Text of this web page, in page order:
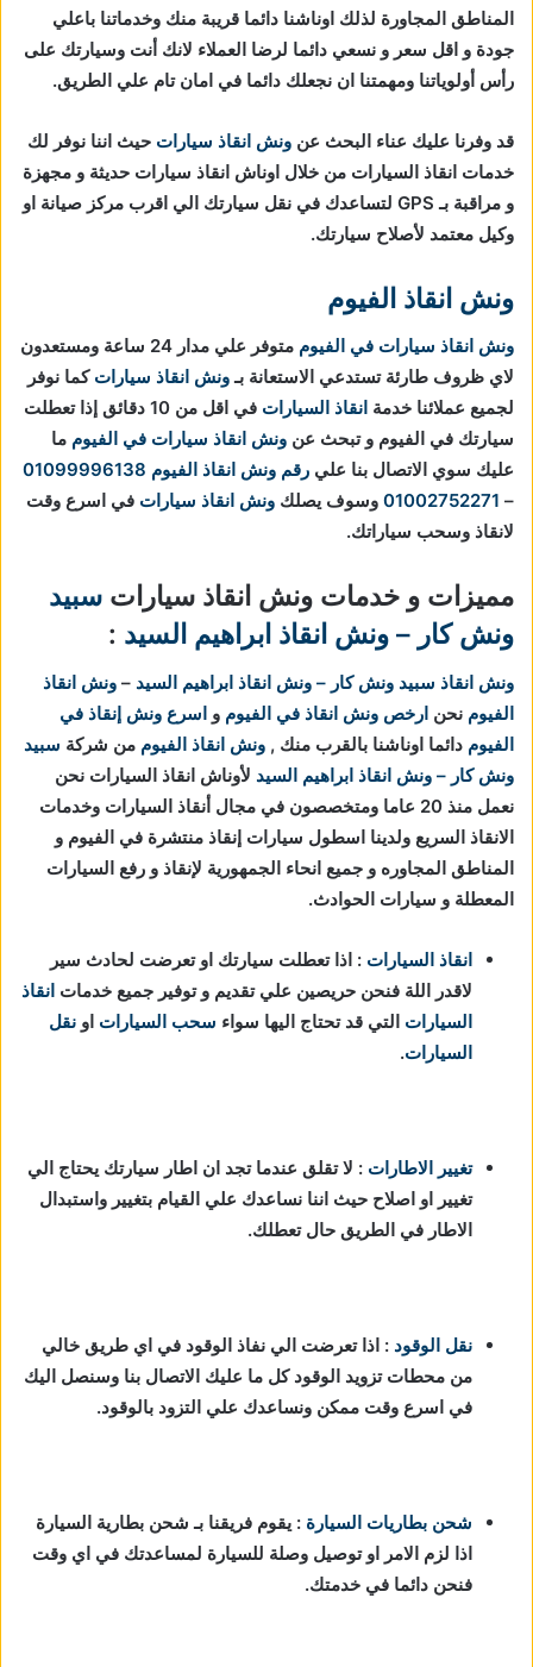
المناطق المجاورة لذلك اوناشنا دائما قريبة منك وخدماتنا باعلي
جودة و اقل سعر و نسعي دائما لرضا العملاء لانك أنت وسيارتك على
رأس أولوياتنا ومهمتنا ان نجعلك دائما في امان تام علي الطريق.
قد وفرنا عليك عناء البحث عن ونش انقاذ سيارات حيث اننا نوفر لك
خدمات انقاذ السيارات من خلال اوناش انقاذ سيارات حديثة و مجهزة
و مراقبة بـ GPS لتساعدك في نقل سيارتك الي اقرب مركز صيانة او
وكيل معتمد لأصلاح سيارتك.
ونش انقاذ الفيوم
ونش انقاذ سيارات في الفيوم
متوفر علي مدار 24 ساعة ومستعدون
لاي ظروف طارئة تستدعي الاستعانة بـونش انقاذ سيارات كما نوفر
لجميع عملائنا خدمة انقاذ السيارات في اقل من 10 دقائق
إذا تعطلت
سيارتك في الفيوم و تبحث عن ونش انقاذ سيارات في الفيوم ما
عليك سوي الاتصال بنا علي رقم ونش انقاذ الفيوم 01099996138
–
01002752271 وسوف يصلك ونش انقاذ سيارات في اسرع وقت
لانقاذ وسحب سياراتك.
مميزات و خدمات ونش انقاذ سيارات سبيد
ونش كار – ونش انقاذ ابراهيم السيد :
ونش انقاذ سبيد ونش كار – ونش انقاذ ابراهيم السيد – ونش انقاذ
الفيوم نحن ارخص ونش انقاذ في الفيوم و اسرع ونش إنقاذ في
الفيوم دائما اوناشنا بالقرب منك , ونش انقاذ الفيوم من شركة سبيد
ونش كار – ونش انقاذ ابراهيم السيد لأوناش انقاذ السيارات نحن
نعمل منذ 20 عاما ومتخصصون في مجال أنقاذ السيارات وخدمات
الانقاذ السريع ولدينا اسطول سيارات إنقاذ منتشرة في الفيوم و
المناطق المجاوره و جميع انحاء الجمهورية لإنقاذ و رفع السيارات
المعطلة و سيارات الحوادث.
انقاذ السيارات : اذا تعطلت سيارتك او تعرضت لحادث سير
لاقدر اللة فنحن حريصين علي تقديم و توفير جميع خدمات انقاذ
السيارات التي قد تحتاج اليها سواء سحب السيارات او نقل
السيارات.
تغيير الاطارات : لا تقلق عندما تجد ان اطار سيارتك يحتاج الي
تغيير او اصلاح حيث اننا نساعدك علي القيام بتغيير واستبدال
الاطار في الطريق حال تعطلك.
نقل الوقود : اذا تعرضت الي نفاذ الوقود في اي طريق خالي
من محطات تزويد الوقود كل ما عليك الاتصال بنا وسنصل اليك
في اسرع وقت ممكن ونساعدك علي التزود بالوقود.
شحن بطاريات السيارة : يقوم فريقنا بـ شحن بطارية السيارة
اذا لزم الامر او توصيل وصلة للسيارة لمساعدتك في اي وقت
فنحن دائما في خدمتك.